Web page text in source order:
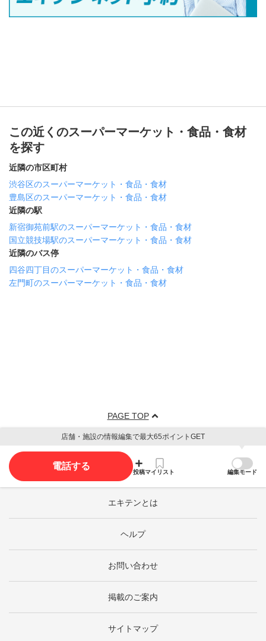
この近くのスーパーマーケット・食品・食材
を探す
近隣の市区町村
渋谷区のスーパーマーケット・食品・食材
豊島区のスーパーマーケット・食品・食材
近隣の駅
新宿御苑前駅のスーパーマーケット・食品・食材
国立競技場駅のスーパーマーケット・食品・食材
近隣のバス停
四谷四丁目のスーパーマーケット・食品・食材
左門町のスーパーマーケット・食品・食材
PAGE TOP
店舗・施設の情報編集で最大65ポイントGET
電話する
投稿マイリスト 編集モード
エキテンとは
ヘルプ
お問い合わせ
掲載のご案内
サイトマップ